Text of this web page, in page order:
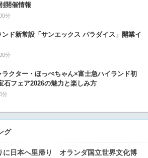
開催情報
分
ド新常設「サンエックス パラダイス」開業イ
分
ラクター・ほっぺちゃん×富士急ハイランド初
石フェア2026の魅力と楽しみ方
分
グ
に日本へ里帰り オランダ国立世界文化博